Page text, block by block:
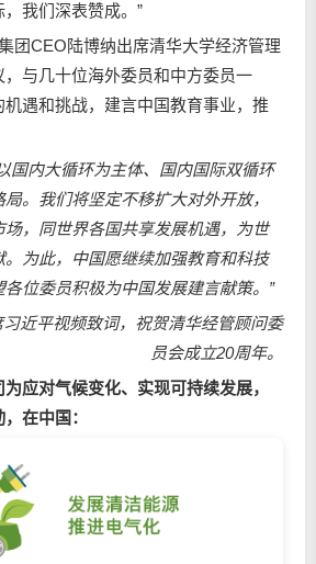
我们深表赞成。”
CEO陆博纳出席清华大学经济管理
与几十位海外委员和中方委员一
遇和挑战，建言中国教育事业，推
内大循环为主体、国内国际双循环
。我们将坚定不移扩大对外开放，
场，同世界各国共享发展机遇，为世
为此，中国愿继续加强教育和科技
位委员积极为中国发展建言献策。”
平视频致词，祝贺清华经管顾问委
员会成立20周年。
应对气候变化、实现可持续发展，
在中国：